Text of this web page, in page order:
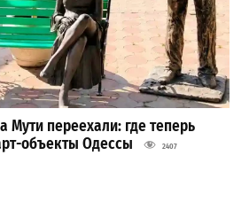
Мути переехали: где теперь
объекты Одессы
2407